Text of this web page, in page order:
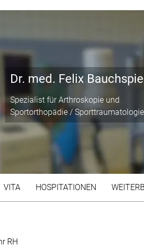
Dr. med. Felix
Spezialist für Arthroskopie und
Sportorthopädie / Sporttraumatologie
VITA HOSPITATIONEN
RH